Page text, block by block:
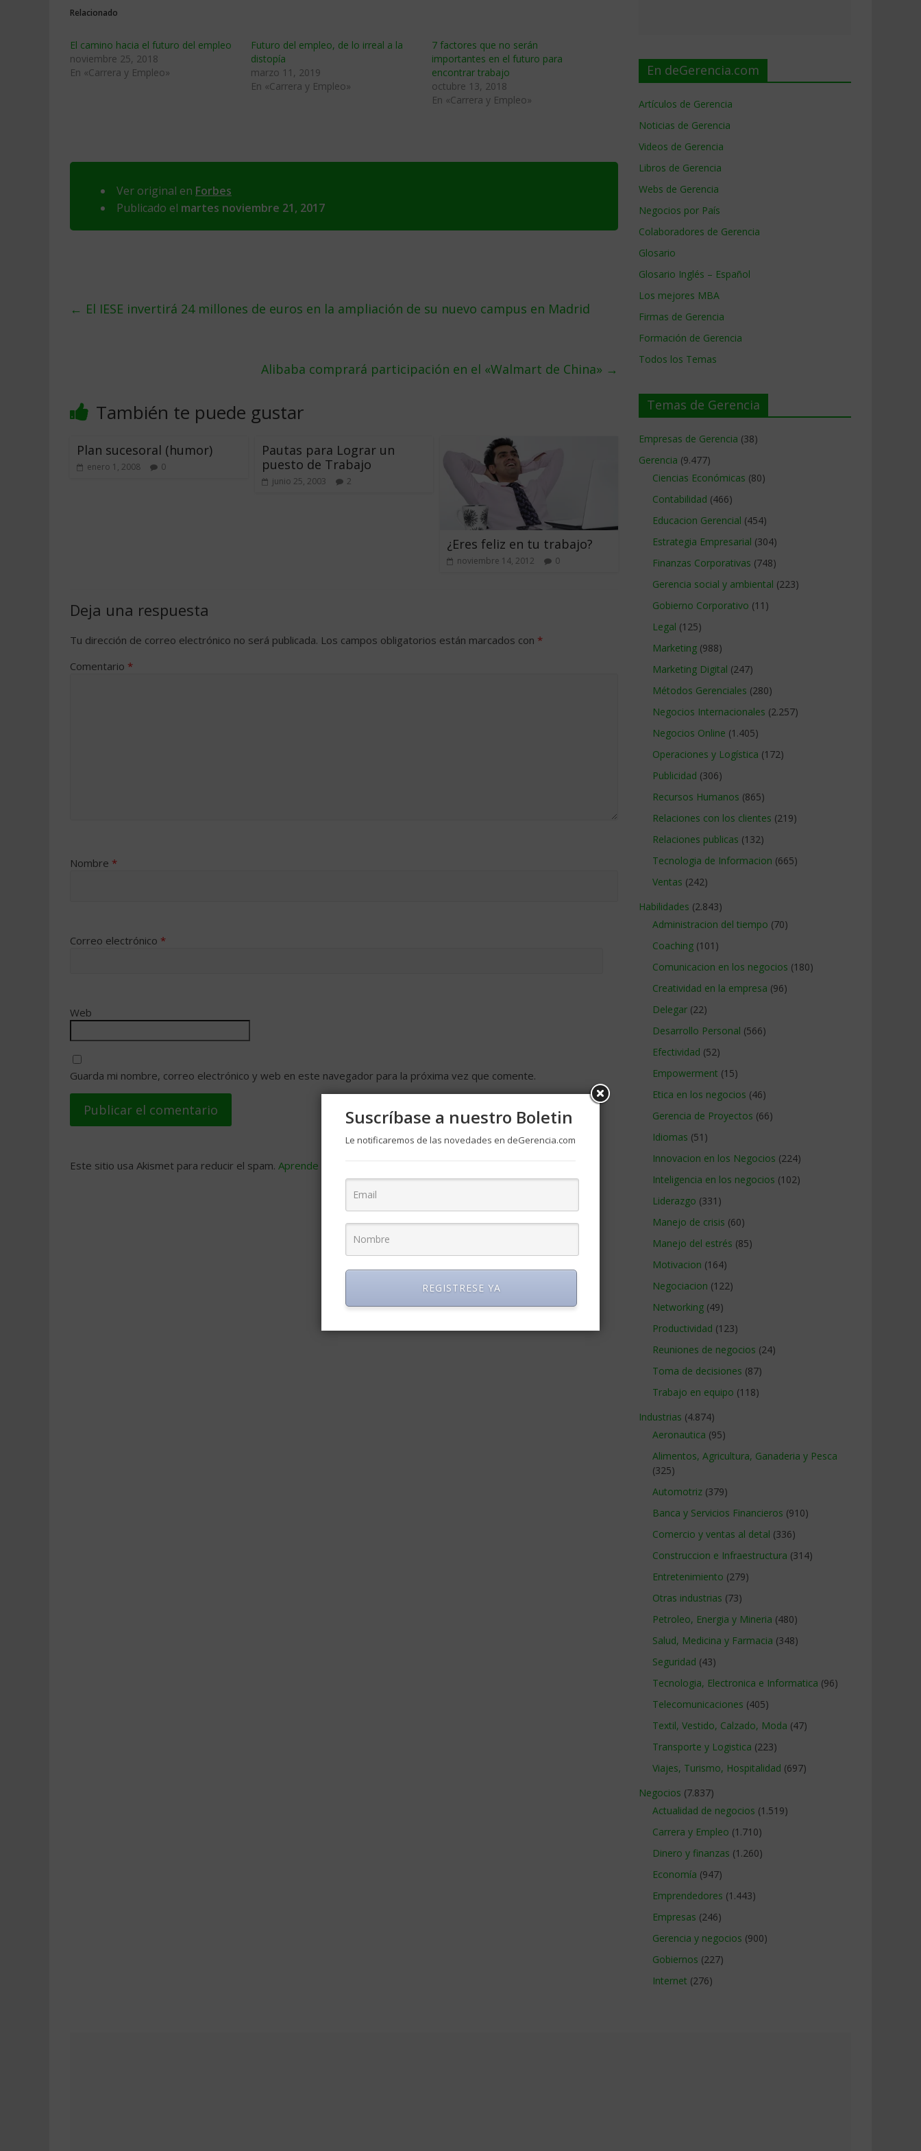
Relacionado
El camino hacia el futuro del empleo
noviembre 25, 2018
En «Carrera y Empleo»
Futuro del empleo, de lo irreal a la
distopía
marzo 11, 2019
En «Carrera y Empleo»
7 factores que no serán
importantes en el futuro para
encontrar trabajo
octubre 13, 2018
En «Carrera y Empleo»
Ver original en Forbes
Publicado el martes noviembre 21, 2017
← El IESE invertirá 24 millones de euros en la ampliación de su nuevo campus en Madrid
Alibaba comprará participación en el «Walmart de China» →
También te puede gustar
Plan sucesoral (humor)
enero 1, 2008 0
Pautas para Lograr un
puesto de Trabajo
junio 25, 2003 2
¿Eres feliz en tu trabajo?
noviembre 14, 2012 0
Deja una respuesta
Tu dirección de correo electrónico no será publicada. Los campos obligatorios están marcados con *
Comentario *
Nombre *
Correo electrónico *
Web
Guarda mi nombre, correo electrónico y web en este navegador para la próxima vez que comente.
Este sitio usa Akismet para reducir el spam. Aprende cómo se procesan los datos de tus comentarios
En deGerencia.com
Artículos de Gerencia
Noticias de Gerencia
Videos de Gerencia
Libros de Gerencia
Webs de Gerencia
Negocios por País
Colaboradores de Gerencia
Glosario
Glosario Inglés – Español
Los mejores MBA
Firmas de Gerencia
Formación de Gerencia
Todos los Temas
Temas de Gerencia
Empresas de Gerencia (38)
Gerencia (9.477)
Ciencias Económicas (80)
Contabilidad (466)
Educacion Gerencial (454)
Estrategia Empresarial (304)
Finanzas Corporativas (748)
Gerencia social y ambiental (223)
Gobierno Corporativo (11)
Legal (125)
Marketing (988)
Marketing Digital (247)
Métodos Gerenciales (280)
Negocios Internacionales (2.257)
Negocios Online (1.405)
Operaciones y Logística (172)
Publicidad (306)
Recursos Humanos (865)
Relaciones con los clientes (219)
Relaciones publicas (132)
Tecnologia de Informacion (665)
Ventas (242)
Habilidades (2.843)
Administracion del tiempo (70)
Coaching (101)
Comunicacion en los negocios (180)
Creatividad en la empresa (96)
Delegar (22)
Desarrollo Personal (566)
Efectividad (52)
Empowerment (15)
Etica en los negocios (46)
Gerencia de Proyectos (66)
Idiomas (51)
Innovacion en los Negocios (224)
Inteligencia en los negocios (102)
Liderazgo (331)
Manejo de crisis (60)
Manejo del estrés (85)
Motivacion (164)
Negociacion (122)
Networking (49)
Productividad (123)
Reuniones de negocios (24)
Toma de decisiones (87)
Trabajo en equipo (118)
Industrias (4.874)
Aeronautica (95)
Alimentos, Agricultura, Ganaderia y Pesca
(325)
Automotriz (379)
Banca y Servicios Financieros (910)
Comercio y ventas al detal (336)
Construccion e Infraestructura (314)
Entretenimiento (279)
Otras industrias (73)
Petroleo, Energia y Mineria (480)
Salud, Medicina y Farmacia (348)
Seguridad (43)
Tecnologia, Electronica e Informatica (96)
Telecomunicaciones (405)
Textil, Vestido, Calzado, Moda (47)
Transporte y Logistica (223)
Viajes, Turismo, Hospitalidad (697)
Negocios (7.837)
Actualidad de negocios (1.519)
Carrera y Empleo (1.710)
Dinero y finanzas (1.260)
Economía (947)
Emprendedores (1.443)
Empresas (246)
Gerencia y negocios (900)
Gobiernos (227)
Internet (276)
Suscríbase a nuestro Boletin
Le notificaremos de las novedades en deGerencia.com
REGISTRESE YA